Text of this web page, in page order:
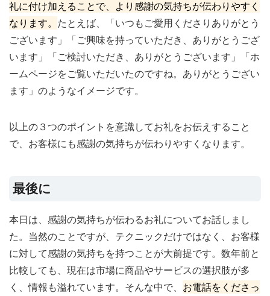
礼に付け加えることで、より感謝の気持ちが伝わりやすく
なります。 たとえば、「いつもご愛用くださりありがとう
ございます」「ご興味を持っていただき、ありがとうござ
います」「ご検討いただき、ありがとうございます」「ホ
ームページをご覧いただいたのですね。ありがとうござい
ます」のようなイメージです。
以上の３つのポイントを意識してお礼をお伝えすること
で、お客様にも感謝の気持ちが伝わりやすくなります。
最後に
本日は、感謝の気持ちが伝わるお礼についてお話しまし
た。当然のことですが、テクニックだけではなく、お客様
に対して感謝の気持ちを持つことが大前提です。数年前と
比較しても、現在は市場に商品やサービスの選択肢が多
く、情報も溢れています。そんな中で、 お電話をくださっ